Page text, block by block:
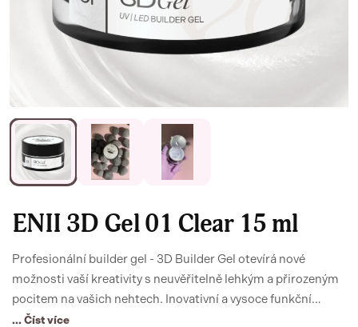
ENII 3D Gel 01 Clear 15 ml
Profesionální builder gel - 3D Builder Gel otevírá nové
možnosti vaší kreativity s neuvěřitelně lehkým a přirozeným
pocitem na vašich nehtech. Inovativní a vysoce funkční
materiál budoucnosti nehtového designu pro dokonalé a
... Číst více